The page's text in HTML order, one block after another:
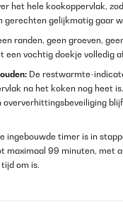
het hele kookoppervlak,
gerechten gelijkmatig gaar
randen, geen groeven,
een vochtig doekje volledig
De restwarmte-
na het koken nog heet
oververhittingsbeveiliging
ingebouwde timer is in
maximaal 99 minuten, met
om is.